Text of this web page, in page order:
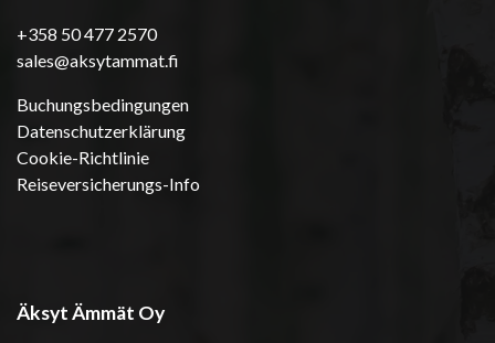
+358 50 477 2570
sales@aksytammat.fi
Buchungsbedingungen
Datenschutzerklärung
Cookie-Richtlinie
Reiseversicherungs-Info
Äksyt Ämmät Oy